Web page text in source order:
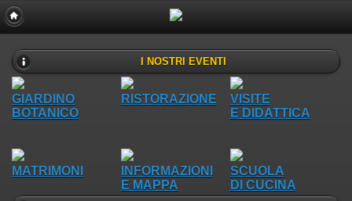
I NOSTRI EVENTI
GIARDINO
BOTANICO
RISTORAZIONE
VISITE
E DIDATTICA
MATRIMONI
INFORMAZIONI
E MAPPA
SCUOLA
DI CUCINA